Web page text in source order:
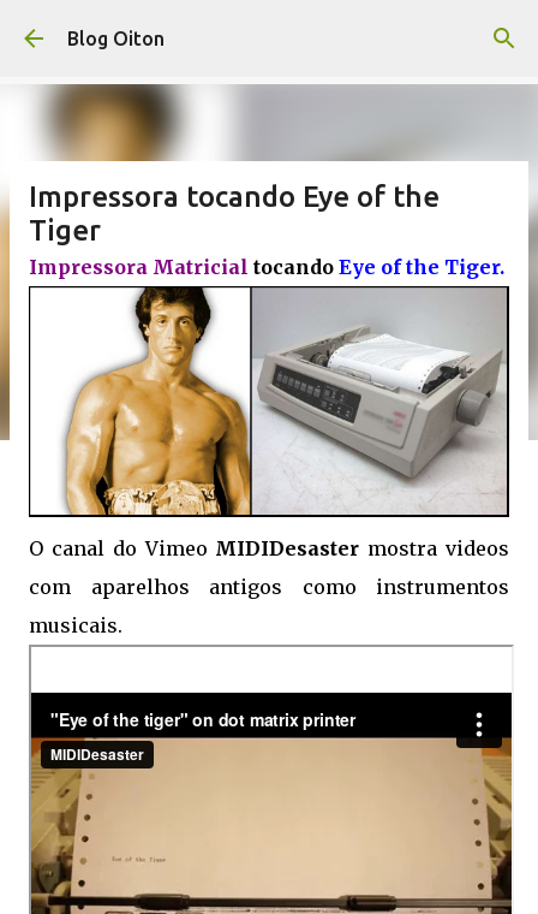
Pular para o conteúdo principal
Blog Oiton
Impressora tocando Eye of the
Tiger
Impressora Matricial tocando Eye of the Tiger.
O canal do Vimeo MIDIDesaster mostra videos
com aparelhos antigos como instrumentos
musicais.